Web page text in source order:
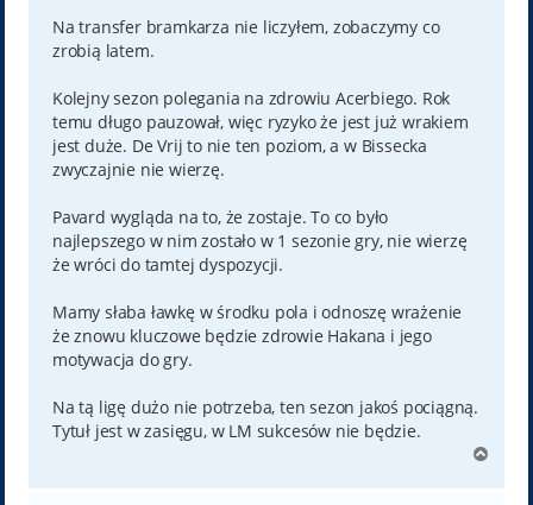
Na transfer bramkarza nie liczyłem, zobaczymy co
zrobią latem.
Kolejny sezon polegania na zdrowiu Acerbiego. Rok
temu długo pauzował, więc ryzyko że jest już wrakiem
jest duże. De Vrij to nie ten poziom, a w Bissecka
zwyczajnie nie wierzę.
Pavard wygląda na to, że zostaje. To co było
najlepszego w nim zostało w 1 sezonie gry, nie wierzę
że wróci do tamtej dyspozycji.
Mamy słaba ławkę w środku pola i odnoszę wrażenie
że znowu kluczowe będzie zdrowie Hakana i jego
motywacja do gry.
Na tą ligę dużo nie potrzeba, ten sezon jakoś pociągną.
Tytuł jest w zasięgu, w LM sukcesów nie będzie.
g